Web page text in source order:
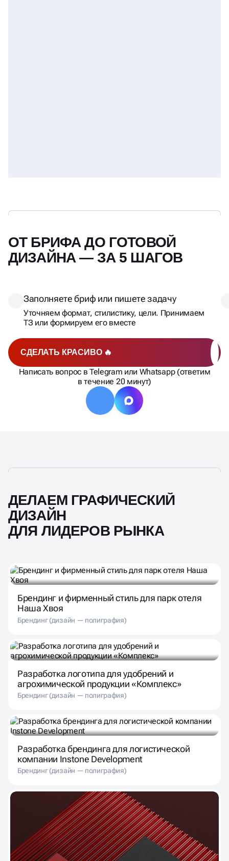
ОТ БРИФА ДО ГОТОВОЙ
ДИЗАЙНА — ЗА 5 ШАГОВ
СДЕЛАТЬ КРАСИВО 🔥
Написать вопрос в Telegram или Whatsapp (ответим
в течение 20 минут)
Заполняете бриф или пишете задачу
Уточняем формат, стилистику, цели. Принимаем
ТЗ или формируем его вместе
ДЕЛАЕМ ГРАФИЧЕСКИЙ
ДИЗАЙН
ДЛЯ ЛИДЕРОВ РЫНКА
Брендинг и фирменный стиль для парк отеля
Наша Хвоя
Брендинг (дизайн — полиграфия)
Разработка логотипа для удобрений и
агрохимической продукции «Комплекс»
Брендинг (дизайн — полиграфия)
Разработка брендинга для логистической
компании Instone Development
Брендинг (дизайн — полиграфия)